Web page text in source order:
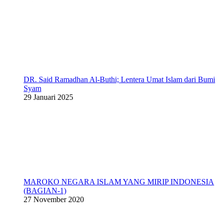
DR. Said Ramadhan Al-Buthi; Lentera Umat Islam dari Bumi
Syam
29 Januari 2025
MAROKO NEGARA ISLAM YANG MIRIP INDONESIA
(BAGIAN-1)
27 November 2020